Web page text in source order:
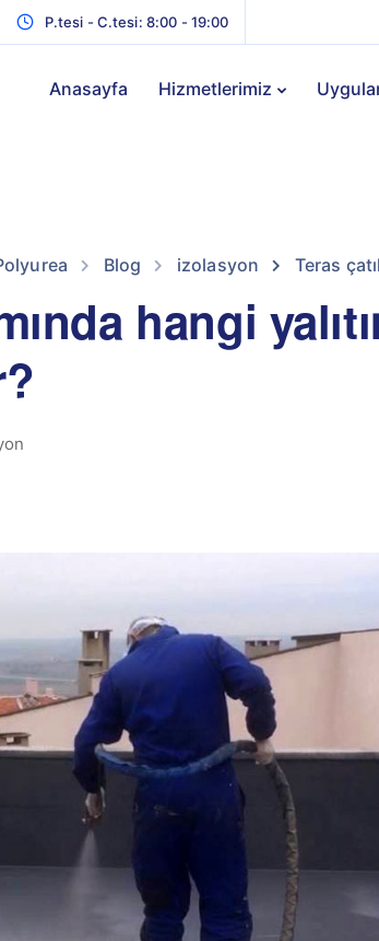
P.tesi - C.tesi: 8:00 - 19:00
Anasayfa Hizmetlerimiz
Blog izolasyon Teras
hangi